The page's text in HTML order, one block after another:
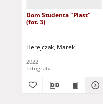
Dom Studenta "Piast"
(fot. 3)
Herejczak, Marek
2022
fotografia